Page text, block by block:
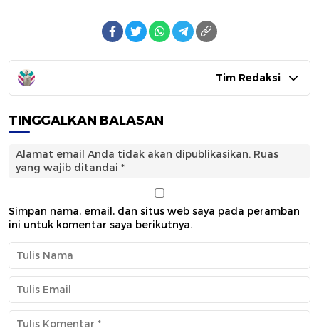
Tim Redaksi
TINGGALKAN BALASAN
Alamat email Anda tidak akan dipublikasikan. Ruas
yang wajib ditandai *
Simpan nama, email, dan situs web saya pada peramban
ini untuk komentar saya berikutnya.